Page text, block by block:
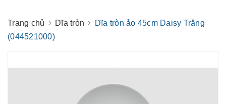
Trang chủ Dĩa tròn
Dĩa tròn ảo 45cm Daisy Trắng
(044521000)